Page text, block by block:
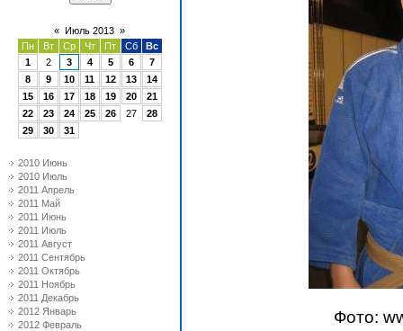
« Июль 2013 »
Пн
Вт Ср Чт Пт Сб
Вс
1
2 3 4 5 6
7
8
9 10 11 12 13
14
15
16 17 18 19 20
21
22
23 24 25 26 27
28
29
30 31
2010 Июнь
2010 Июль
2011 Апрель
2011 Май
2011 Июнь
2011 Июль
2011 Август
2011 Сентябрь
2011 Октябрь
2011 Ноябрь
2011 Декабрь
2012 Январь
2012 Февраль
Фото: